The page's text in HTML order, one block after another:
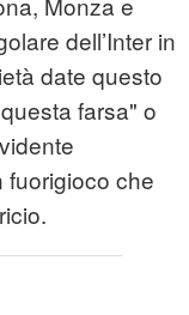
dell’Inter in
date questo
farsa" o
fuorigioco che